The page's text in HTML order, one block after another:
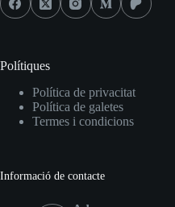
Polítiques
Política de privacitat
Política de galetes
Termes i condicions
Informació de contacte